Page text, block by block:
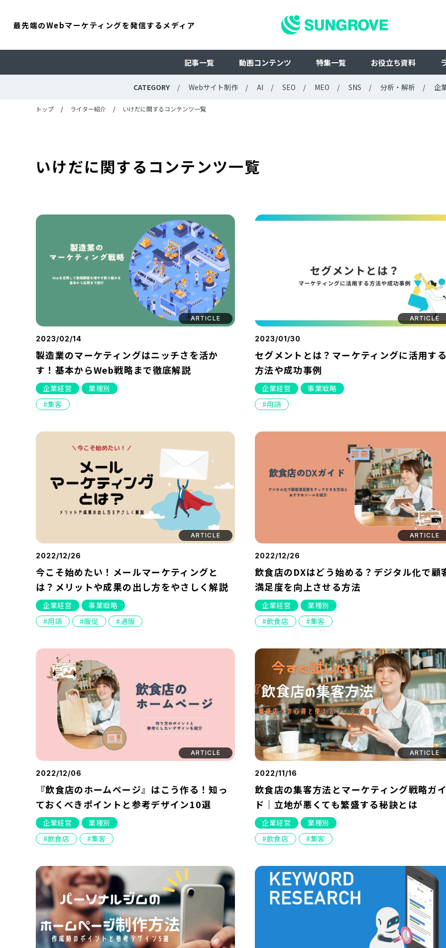
最先端のWebマーケティングを発信するメディア
記事一覧 動画コンテンツ 特集一覧 お役立ち資料
CATEGORY Webサイト制作 AI SEO MEO SNS 分析・解析 企
トップ ライター紹介 いけだに関するコンテンツ一覧
いけだに関するコンテンツ一覧
ARTICLE
2023/02/14
製造業のマーケティングはニッチさを活か
す！基本からWeb戦略まで徹底解説
企業経営
業種別
集客
ARTICLE
2023/01/30
セグメントとは？マーケティングに活用す
方法や成功事例
企業経営
事業戦略
用語
ARTICLE
2022/12/26
今こそ始めたい！メールマーケティングと
は？メリットや成果の出し方をやさしく解説
企業経営
事業戦略
用語
販促 通販
ARTICLE
2022/12/26
飲食店のDXはどう始める？デジタル化で顧
満足度を向上させる方法
企業経営
業種別
飲食店
集客
ARTICLE
2022/12/06
『飲食店のホームページ』はこう作る！知っ
ておくべきポイントと参考デザイン10選
企業経営
業種別
飲食店
集客
ARTICLE
2022/11/16
飲食店の集客方法とマーケティング戦略ガ
ド｜立地が悪くても繁盛する秘訣とは
企業経営
業種別
飲食店
集客